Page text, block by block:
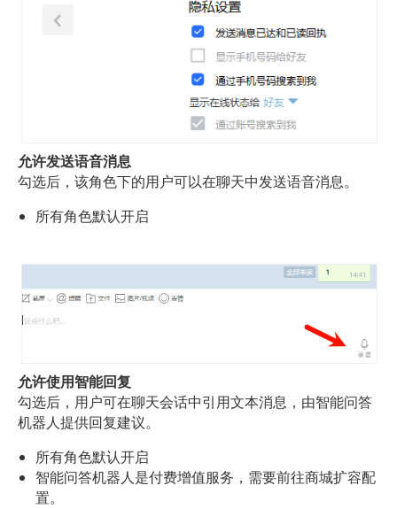
允许发送语音消息
勾选后，该角色下的用户可以在聊天中发送语音消息。
所有角色默认开启
允许使用智能回复
勾选后，用户可在聊天会话中引用文本消息，由智能问答
机器人提供回复建议。
所有角色默认开启
智能问答机器人是付费增值服务，需要前往商城扩容配
置。